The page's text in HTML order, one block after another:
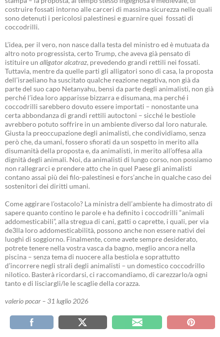
costruire fossati intorno alle carceri di massima sicurezza nelle quali
sono detenuti i pericolosi palestinesi e guarnire quei fossati di
coccodrilli.
L’idea, per il vero, non nasce dalla testa del ministro ed è mutuata da
altro noto progressista, certo Trump, che aveva già pensato di
istituire un alligator alcatraz, prevedendo grandi rettili nei fossati.
Tuttavia, mentre da quelle parti gli alligatori sono di casa, la proposta
dell’israeliano ha suscitato qualche reazione negativa, non già da
parte del suo capo Netanyahu, bensì da parte degli animalisti, non già
perché l’idea loro apparisse bizzarra e disumana, ma perché i
coccodrilli sarebbero dovuto essere importati – nonostante una
certa abbondanza di grandi rettili autoctoni – sicché le bestiole
avrebbero potuto soffrire in un ambiente diverso dal loro naturale.
Giusta la preoccupazione degli animalisti, che condividiamo, senza
però che, da umani, fossero sfiorati da un sospetto in merito alla
disumanità della proposta e, da animalisti, in merito all’offesa alla
dignità degli animali. Noi, da animalisti di lungo corso, non possiamo
non rallegrarci e prendere atto che in quel Paese gli animalisti
contano assai più dei filo-palestinesi e fors’anche in qualche caso dei
sostenitori dei diritti umani.
Come aggirare l’ostacolo? La ministra dell’ambiente ha dimostrato di
sapere quanto contino le parole e ha definito i coccodrilli “animali
addomesticabili”, alla stregua di cani, gatti o caprette, i quali, per via
de3lla loro addomesticabilità, possono anche non essere nativi dei
luoghi di soggiorno. Finalmente, come avete sempre desiderato,
potrete tenere nella vostra vasca da bagno, meglio ancora nella
piscina – senza tema di nuocere alla bestiola e soprattutto
d’incorrere negli strali degli animalisti – un domestico coccodrillo
nilotico. Basterà ricordarsi, ci raccomandiamo, di carezzarlo/a ogni
tanto e di lisciargli/le le scaglie della corazza.
valerio pocar – 31 luglio 2026